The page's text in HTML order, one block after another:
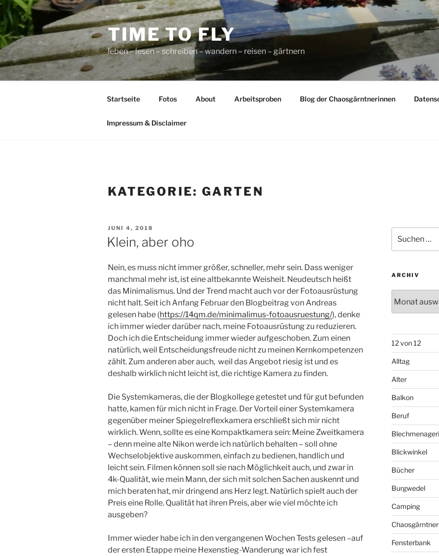
Zum
Inhalt
springen
TIME TO FLY
leben – lesen – schreiben – wandern – reisen – gärtnern
Startseite Fotos About Arbeitsproben Blog der Chaosgärntnerinnen
Impressum & Disclaimer
KATEGORIE: GARTEN
VERÖFFENTLICHT
AM
JUNI 4, 2018
Klein, aber oho
Nein, es muss nicht immer größer, schneller, mehr sein. Dass weniger
manchmal mehr ist, ist eine altbekannte Weisheit. Neudeutsch heißt
das Minimalismus. Und der Trend macht auch vor der Fotoausrüstung
nicht halt. Seit ich Anfang Februar den Blogbeitrag von Andreas
gelesen habe (https://14qm.de/minimalimus-fotoausruestung/), denke
ich immer wieder darüber nach, meine Fotoausrüstung zu reduzieren.
Doch ich die Entscheidung immer wieder aufgeschoben. Zum einen
natürlich, weil Entscheidungsfreude nicht zu meinen Kernkompetenzen
zählt. Zum anderen aber auch, weil das Angebot riesig ist und es
deshalb wirklich nicht leicht ist, die richtige Kamera zu finden.
Die Systemkameras, die der Blogkollege getestet und für gut befunden
hatte, kamen für mich nicht in Frage. Der Vorteil einer Systemkamera
gegenüber meiner Spiegelreflexkamera erschließt sich mir nicht
wirklich. Wenn, sollte es eine Kompaktkamera sein: Meine Zweitkamera
– denn meine alte Nikon werde ich natürlich behalten – soll ohne
Wechselobjektive auskommen, einfach zu bedienen, handlich und
leicht sein. Filmen können soll sie nach Möglichkeit auch, und zwar in
4k-Qualität, wie mein Mann, der sich mit solchen Sachen auskennt und
mich beraten hat, mir dringend ans Herz legt. Natürlich spielt auch der
Preis eine Rolle. Qualität hat ihren Preis, aber wie viel möchte ich
ausgeben?
Immer wieder habe ich in den vergangenen Wochen Tests gelesen –auf
der ersten Etappe meine Hexenstieg-Wanderung war ich fest
nach:
ARCHIV
12 von 12
Alltag
Alter
Balkon
Beruf
Blickwinkel
Bücher
Burgwedel
Camping
Fensterbank